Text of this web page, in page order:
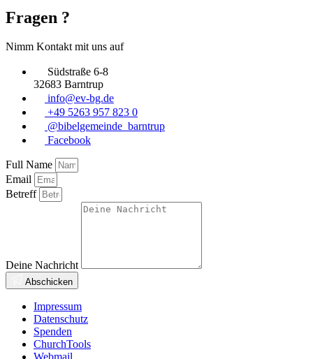
Fragen ?
Nimm Kontakt mit uns auf
Südstraße 6-8
32683 Barntrup
info@ev-bg.de
+49 5263 957 823 0
@bibelgemeinde_barntrup
Facebook
Full Name
Email
Betreff
Deine Nachricht
Abschicken
Impressum
Datenschutz
Spenden
ChurchTools